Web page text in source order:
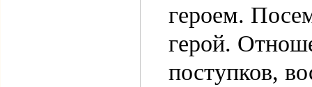
героем.
герой.
поступков,